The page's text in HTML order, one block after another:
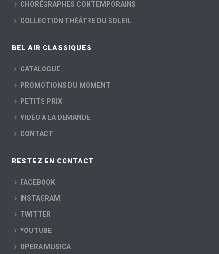
CHORÉGRAPHES CONTEMPORAINS
COLLECTION THÉÂTRE DU SOLEIL
BEL AIR CLASSIQUES
CATALOGUE
PROMOTIONS DU MOMENT
PETITS PRIX
VIDÉO A LA DEMANDE
CONTACT
RESTEZ EN CONTACT
FACEBOOK
INSTAGRAM
TWITTER
YOUTUBE
OPERA MUSICA